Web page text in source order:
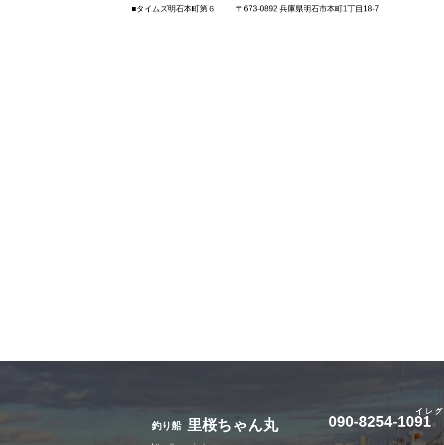
​■タイムズ明石本町第６
〒673-0892 兵庫県明石市本町1丁目18-7
釣り船 ​里桜ちゃん丸 090-8254-1091
イレ